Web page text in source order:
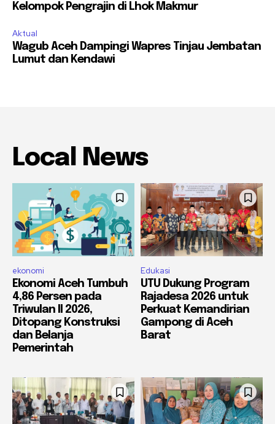
Kelompok Pengrajin di Lhok Makmur
Aktual
Wagub Aceh Dampingi Wapres Tinjau Jembatan
Lumut dan Kendawi
Local News
ekonomi
Ekonomi Aceh Tumbuh
4,86 Persen pada
Triwulan II 2026,
Ditopang Konstruksi
dan Belanja
Pemerintah
Edukasi
UTU Dukung Program
Rajadesa 2026 untuk
Perkuat Kemandirian
Gampong di Aceh
Barat